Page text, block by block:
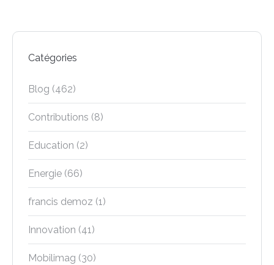
Catégories
Blog (462)
Contributions (8)
Education (2)
Energie (66)
francis demoz (1)
Innovation (41)
Mobilimag (30)